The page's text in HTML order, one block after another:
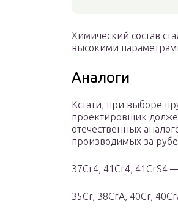
Химический состав
высокими
Аналоги
Кстати, при выборе
проектировщик
отечественных
производимых за
37Cr4, 41Cr4, 41CrS4
35Cr, 38CrA, 40Cr,